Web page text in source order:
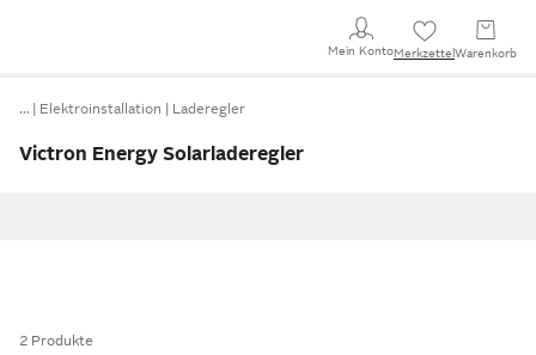
Mein KontoMerkzettel Warenkorb
… Elektroinstallation Laderegler
Victron Energy Solarladeregler
2 Produkte